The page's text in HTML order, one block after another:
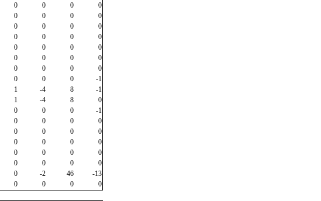
0 0 0
0
0 0 0
0
0 0 0
0
0 0 0
0
0 0 0
0
0 0 0
0
0 0 0
0
0 0 0
-1
1 -4 8
-1
1 -4 8
0
0 0 0
-1
0 0 0
0
0 0 0
0
0 0 0
0
0 0 0
0
0 0 0
0
0 -2 46
-13
0 0 0
0